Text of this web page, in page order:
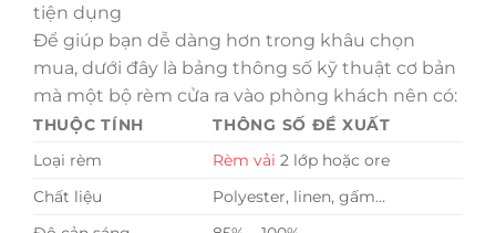
tiện dụng
Để giúp bạn dễ dàng hơn trong khâu chọn
mua, dưới đây là bảng thông số kỹ thuật cơ bản
mà một bộ rèm cửa ra vào phòng khách nên có:
THUỘC TÍNH
THÔNG SỐ ĐỀ XUẤT
Loại rèm
Rèm vải 2 lớp hoặc ore
Chất liệu
Polyester, linen, gấm…